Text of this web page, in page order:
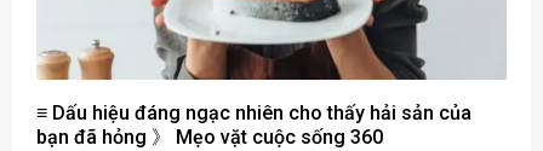
≡ Dấu hiệu đáng ngạc nhiên cho thấy hải sản của
bạn đã hỏng 》 Mẹo vặt cuộc sống 360